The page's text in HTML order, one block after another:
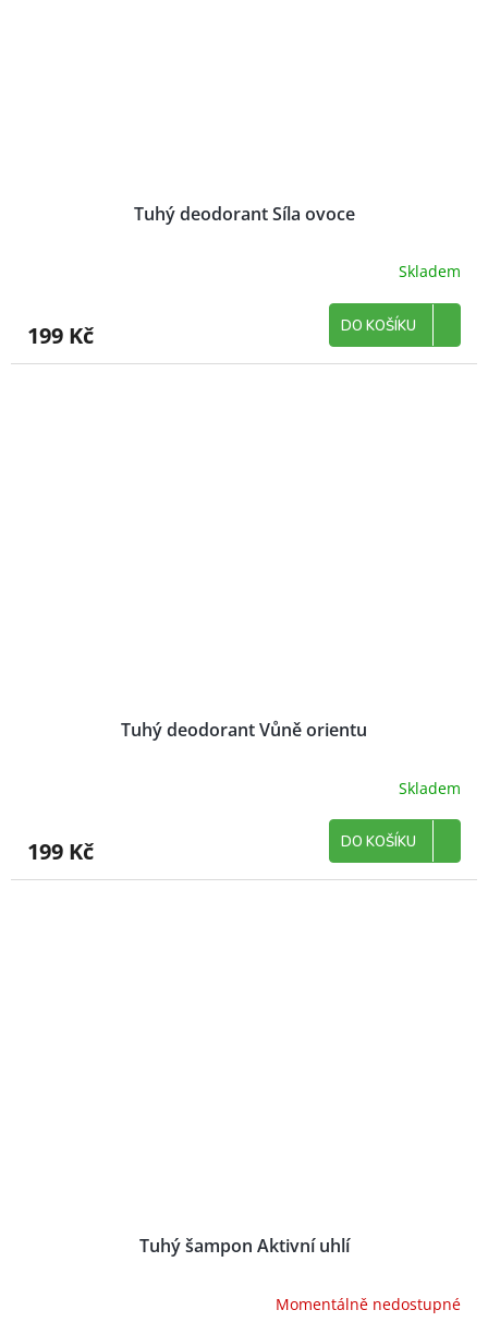
Tuhý deodorant Síla ovoce
Skladem
199 Kč DO KOŠÍKU
Tuhý deodorant Vůně orientu
Skladem
199 Kč DO KOŠÍKU
Tuhý šampon Aktivní uhlí
Momentálně nedostupné